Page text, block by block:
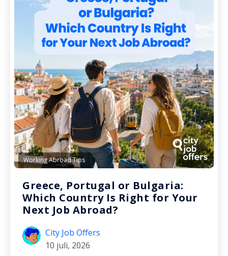
Working Abroad Tips
Greece, Portugal or Bulgaria:
Which Country Is Right for Your
Next Job Abroad?
City Job Offers
10 juli, 2026